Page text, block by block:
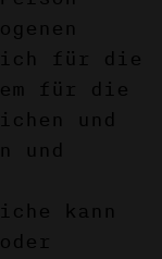
für die
für die
und
und
kann